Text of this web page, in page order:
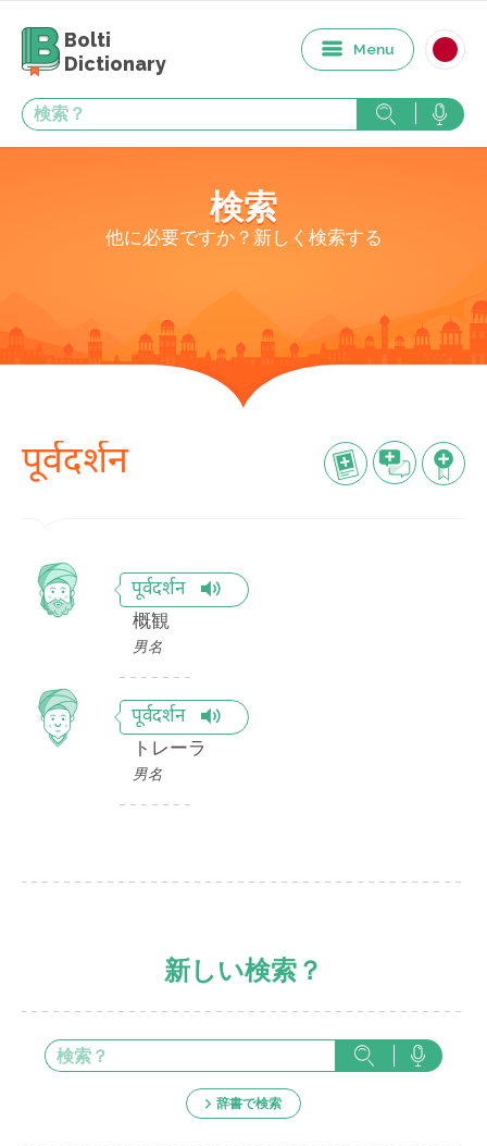
Bolti
Dictionary
Menu
検索
他に必要ですか？新しく検索する
पूर्वदर्शन
पूर्वदर्शन
概観
男名
पूर्वदर्शन
トレーラ
男名
新しい検索？
辞書で検索